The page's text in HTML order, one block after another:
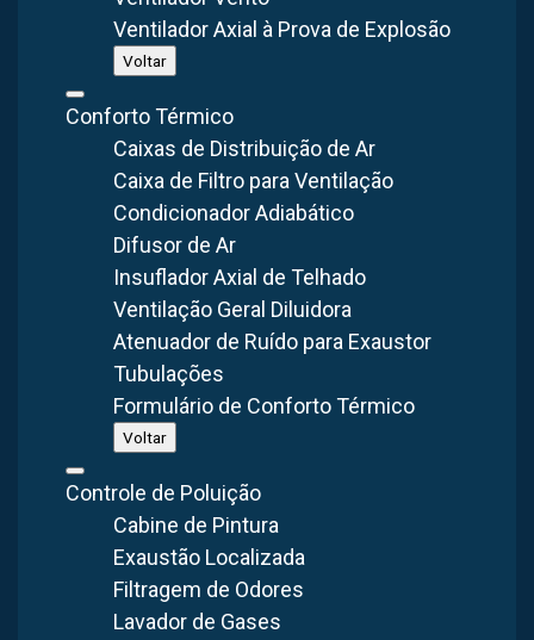
Ventilador Axial à Prova de Explosão
Voltar
Conforto Térmico
Caixas de Distribuição de Ar
Caixa de Filtro para Ventilação
Condicionador Adiabático
Difusor de Ar
Insuflador Axial de Telhado
Ventilação Geral Diluidora
Atenuador de Ruído para Exaustor
Tubulações
Formulário de Conforto Térmico
Voltar
Controle de Poluição
Cabine de Pintura
Exaustão Localizada
Filtragem de Odores
Lavador de Gases
Ventilador industrial para indústria do Leite
Compreender a importância dos ventiladores industriais na
indústria alimentícia é fundamental para garantir a
segurança e a qualidade dos alimentos produzidos. Nesse
sentido, é crucial escolher um
atenda a todas as exigências e regulamentos desse setor,
garantindo que os alimentos estejam livres de
contaminantes e seguros para consumo. Os exaustores
fabricados são especialmente projetados para atender às
exigências de limpeza e higiene desse segmento. Com alta
resistência à corrosão e à umidade, superfícies lisas e
fáceis de limpar, além de durabilidade, esses exaustores
são capazes de suportar elevados níveis de desgaste e
proporcionar longa vida útil.